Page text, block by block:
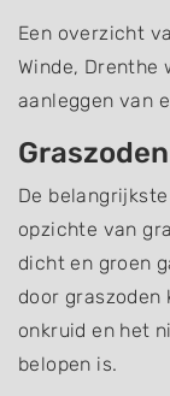
Een overzicht
Winde,
aanleggen van
De
opzichte van
dicht en groen
door
onkruid en het
belopen is.